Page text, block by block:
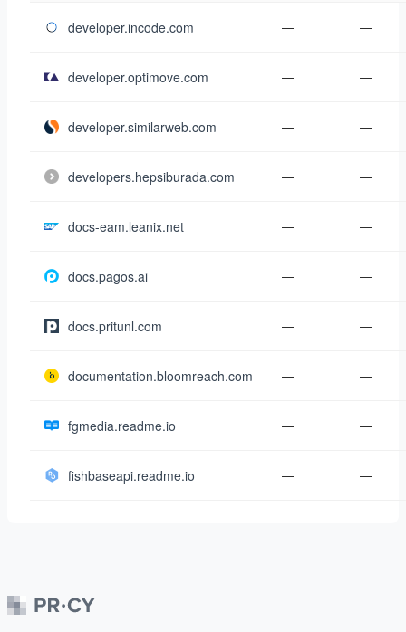
developer.incode.com — —
developer.optimove.com — —
developer.similarweb.com — —
developers.hepsiburada.com — —
docs-eam.leanix.net — —
docs.pagos.ai — —
docs.pritunl.com — —
documentation.bloomreach.com — —
fgmedia.readme.io — —
fishbaseapi.readme.io — —